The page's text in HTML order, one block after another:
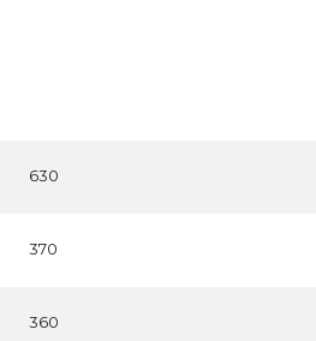
630
370
360